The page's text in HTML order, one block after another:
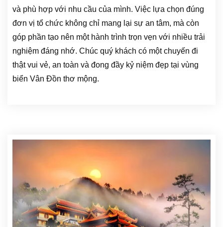
và phù hợp với nhu cầu của mình. Việc lựa chọn đúng
đơn vị tổ chức không chỉ mang lại sự an tâm, mà còn
góp phần tạo nên một hành trình trọn vẹn với nhiều trải
nghiệm đáng nhớ. Chúc quý khách có một chuyến đi
thật vui vẻ, an toàn và đong đầy kỷ niệm đẹp tại vùng
biển Vân Đồn thơ mộng.